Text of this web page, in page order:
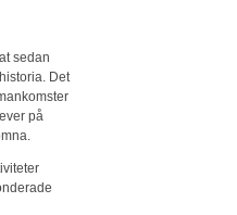
sedan
Det
på